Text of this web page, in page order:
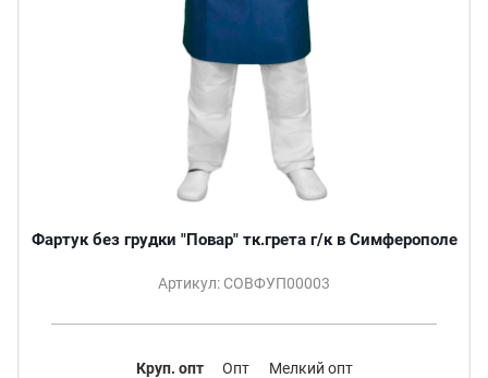
Фартук без грудки "Повар" тк.грета г/к в Симферополе
Артикул: СОВФУП00003
Круп. опт Опт Мелкий опт